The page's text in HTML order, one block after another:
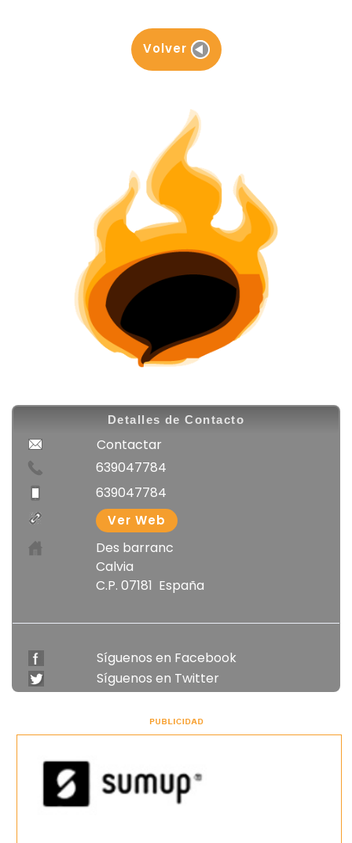
Volver
Detalles de Contacto
Contactar
639047784
639047784
Ver Web
Des barranc
Calvia
C.P. 07181 España
Síguenos en Facebook
Síguenos en Twitter